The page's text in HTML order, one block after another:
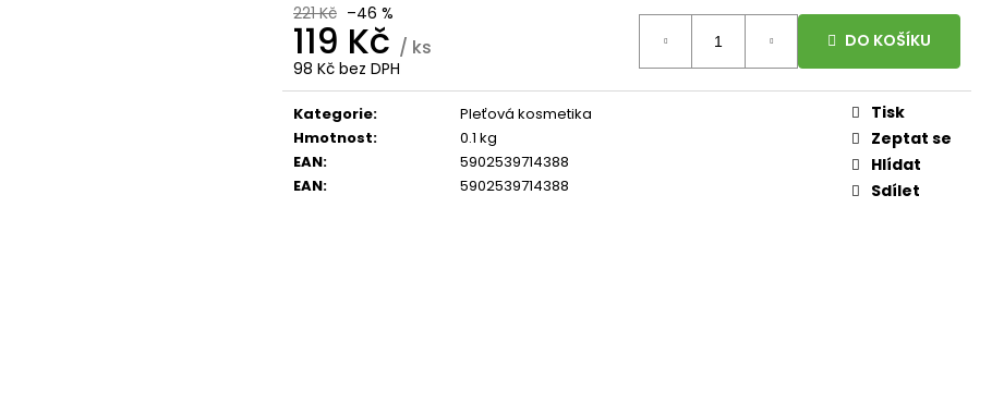
221 Kč –46 %
119 Kč / ks
98 Kč bez DPH
Měrná
cena:
DO KOŠÍKU
Kategorie:
Pleťová kosmetika
Hmotnost:
0.1 kg
EAN:
5902539714388
EAN: 5902539714388
Tisk
Zeptat se
Hlídat
Sdílet